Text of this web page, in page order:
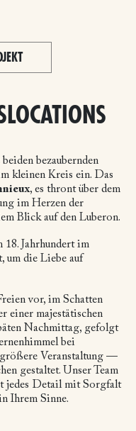
bezaubernden
kleinen Kreis ein. Das
, es thront über dem
im Herzen der
Blick auf den Luberon.
18. Jahrhundert im
um die Liebe auf
vor, im Schatten
einer majestätischen
Nachmittag, gefolgt
bei
Veranstaltung —
gestaltet. Unser Team
jedes Detail mit Sorgfalt
Ihrem Sinne.